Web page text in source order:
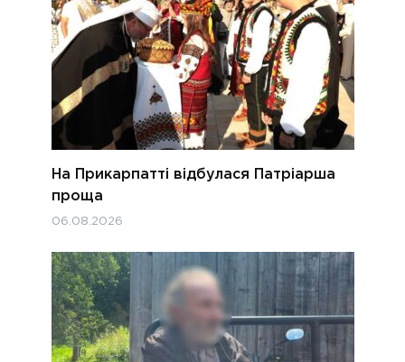
На Прикарпатті відбулася Патріарша
проща
06.08.2026